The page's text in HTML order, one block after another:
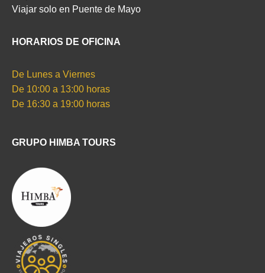
Viajar solo en Puente de Mayo
HORARIOS DE OFICINA
De Lunes a Viernes
De 10:00 a 13:00 horas
De 16:30 a 19:00 horas
GRUPO HIMBA TOURS